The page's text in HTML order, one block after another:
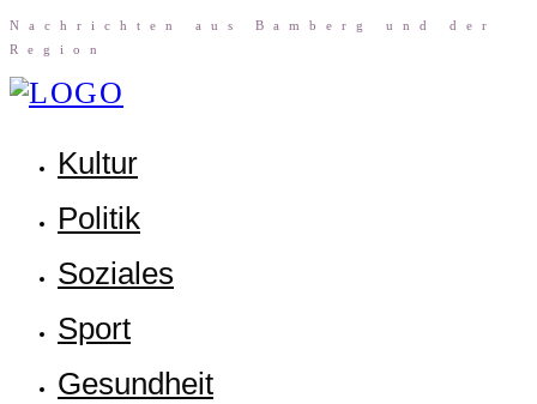
Nach­rich­ten aus Bam­berg und der
Region
Kul­tur
Poli­tik
Sozia­les
Sport
Gesund­heit